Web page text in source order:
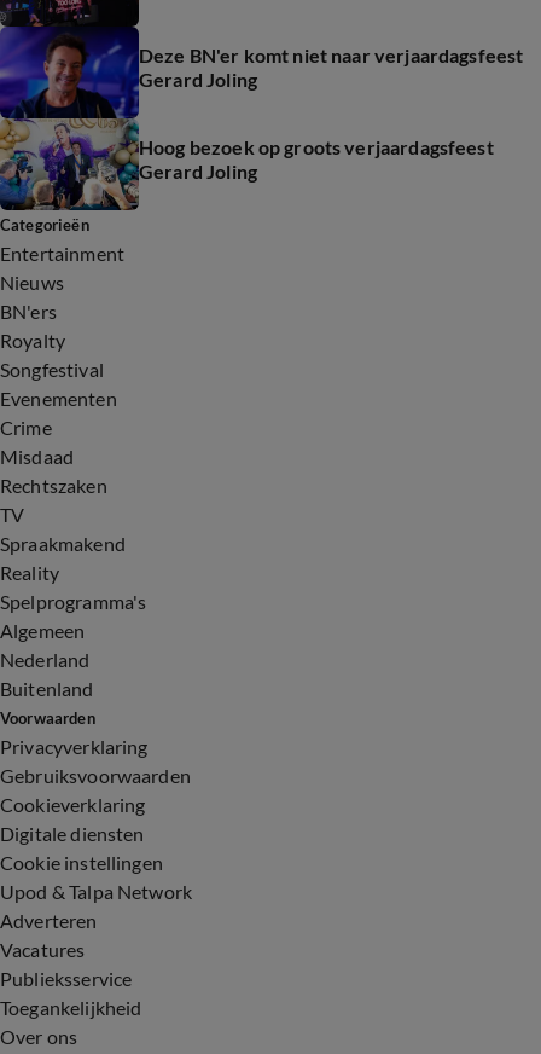
Deze BN'er komt niet naar verjaardagsfeest
Gerard Joling
Hoog bezoek op groots verjaardagsfeest
Gerard Joling
Categorieën
Entertainment
Nieuws
BN'ers
Royalty
Songfestival
Evenementen
Crime
Misdaad
Rechtszaken
TV
Spraakmakend
Reality
Spelprogramma's
Algemeen
Nederland
Buitenland
Voorwaarden
Privacyverklaring
Gebruiksvoorwaarden
Cookieverklaring
Digitale diensten
Cookie instellingen
Upod & Talpa Network
Adverteren
Vacatures
Publieksservice
Toegankelijkheid
Over ons